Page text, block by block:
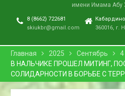
В СКИУ ПРОШЛИ
ВСТУПИТЕЛЬНЫЕ
ЭКЗАМЕНЫ
имени Имама Абу
8 (8662) 722681
skiukbr@gmail.com
360016, г.
Главная 2025 Сентябрь
4
В НАЛЬЧИКЕ ПРОШЕЛ МИТИНГ,
СОЛИДАРНОСТИ В БОРЬБЕ С